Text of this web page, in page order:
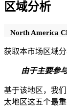
区域分析
North America
获取本市场区域
由于主要参
基于该地区，我
太地区这五个最